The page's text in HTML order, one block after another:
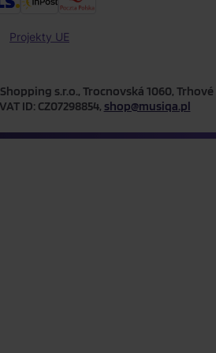
Projekty UE
s.r.o., Trocnovská 1060, Trhové
ID: CZ07298854, shop@musiqa.pl